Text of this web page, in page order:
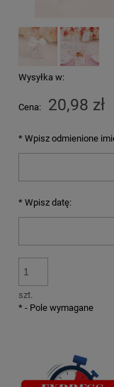
Wysyłka w:
Cena: 20,98 zł
* Wpisz odmienione
* Wpisz datę:
szt.
* - Pole wymagane